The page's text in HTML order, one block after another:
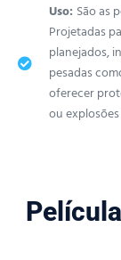
Uso: São as
Projetadas
planejados,
pesadas
oferecer
ou